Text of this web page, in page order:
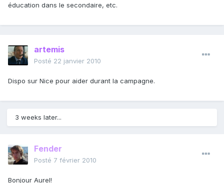
éducation dans le secondaire, etc.
artemis
Posté 22 janvier 2010
Dispo sur Nice pour aider durant la campagne.
3 weeks later...
Fender
Posté 7 février 2010
Bonjour Aurel!